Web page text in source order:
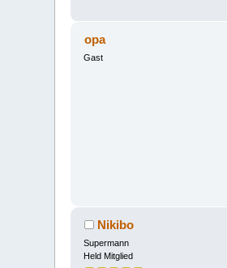
opa
Gast
Nikibo
Supermann
Held Mitglied